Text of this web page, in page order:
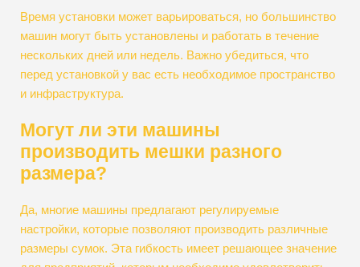
Время установки может варьироваться, но большинство
машин могут быть установлены и работать в течение
нескольких дней или недель. Важно убедиться, что
перед установкой у вас есть необходимое пространство
и инфраструктура.
Могут ли эти машины
производить мешки разного
размера?
Да, многие машины предлагают регулируемые
настройки, которые позволяют производить различные
размеры сумок. Эта гибкость имеет решающее значение